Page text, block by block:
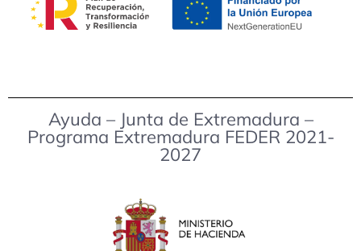
Ayuda – Junta de Extremadura –
Programa Extremadura FEDER 2021-
2027